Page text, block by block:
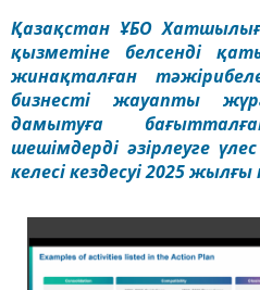
Қазақстан ҰБО
қызметіне белсенді
жинақталған
бизнесті жауапты
дамытуға
шешімдерді әзірлеуге
келесі кездесуі 2025